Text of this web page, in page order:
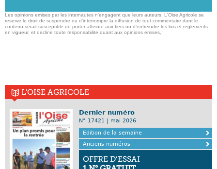
Les opinions emises par les internautes n'engagent que leurs auteurs. L'Oise Agricole se
reserve le droit de suspendre ou d'interrompre la diffusion de tout commentaire dont le
contenu serait susceptible de porter atteinte aux tiers ou d'enfreindre les lois et reglements
en vigueur, et decline toute responsabilite quant aux opinions emises,
L'OISE AGRICOLE
Dernier numéro
N° 17421 | mai 2026
Edition de la semaine
Anciens numéros
OFFRE D’ESSAI